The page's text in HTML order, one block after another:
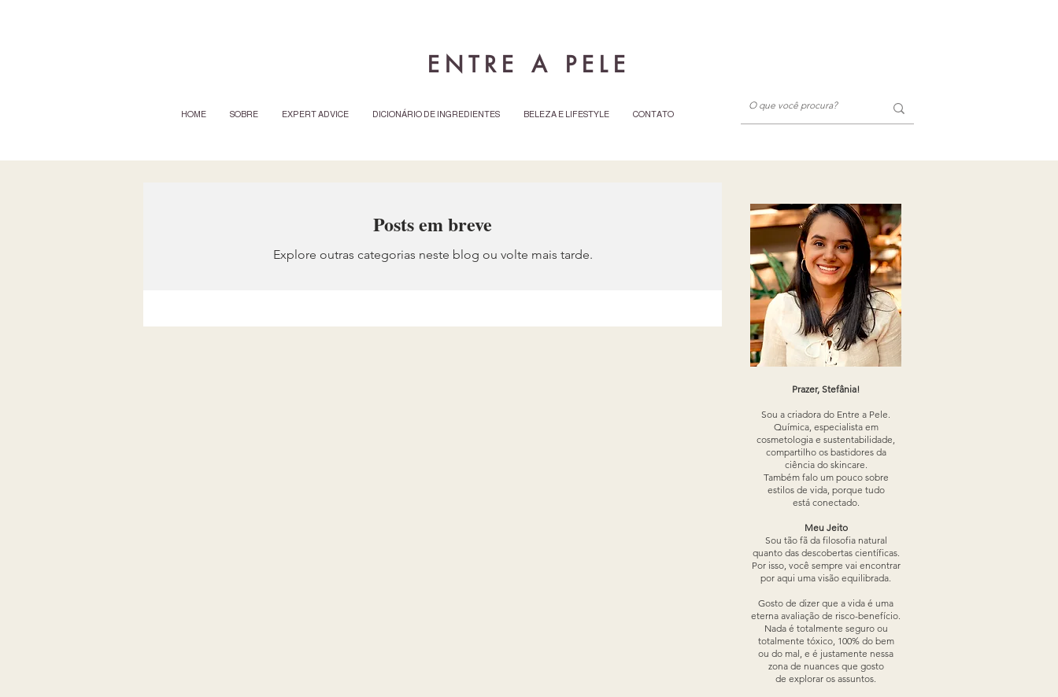
HOME SOBRE EXPERT ADVICE DICIONÁRIO DE INGREDIENTES BELEZA E LIFESTYLE CONTATO
ENTRE A PELE
Posts em breve
Explore outras categorias neste blog ou volte mais tarde.
Prazer, Stefânia!
Sou a criadora do Entre a Pele.
Química, especialista em
cosmetologia e sustentabilidade,
compartilho os bastidores da
ciência do skincare.
Também falo um pouco sobre
estilos de vida, porque tudo
está conectado.
Meu Jeito
Sou tão fã da filosofia natural
quanto das descobertas científicas.
Por isso, você sempre vai encontrar
por aqui uma visão equilibrada.
Gosto de dizer que a vida é uma
eterna avaliação de risco-benefício.
Nada é totalmente seguro ou
totalmente tóxico, 100% do bem
ou do mal, e é justamente nessa
zona de nuances que gosto
de explorar os assuntos.